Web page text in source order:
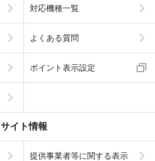
対応機種一覧
よくある質問
ポイント表示設定
サイト情報
提供事業者等に関する表示